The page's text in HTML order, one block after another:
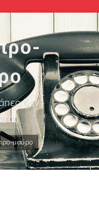
δεν
μαύρο